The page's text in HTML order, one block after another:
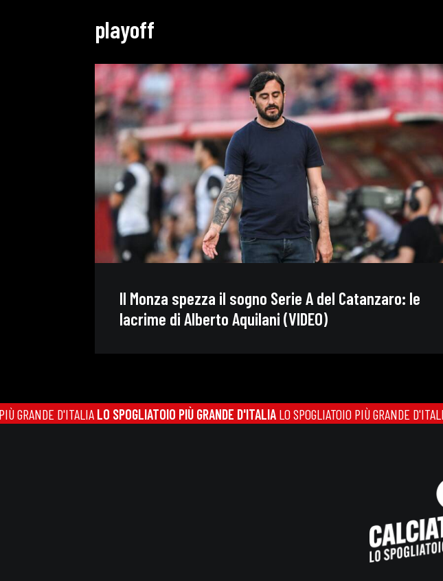
playoff
Il Monza spezza il sogno Serie A del Catanzaro: le
lacrime di Alberto Aquilani (VIDEO)
D'ITALIALO SPOGLIATOIO PIÙ GRANDE D'ITALIALO SPOGLIATOIO PIÙ GRANDE D'ITALIA